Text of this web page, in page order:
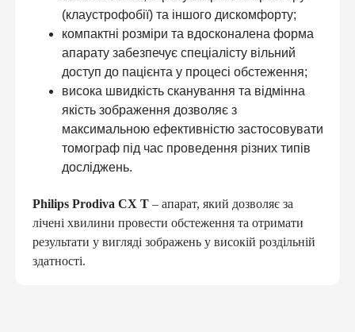
(клаустрофобії) та іншого дискомфорту;
компактні розміри та вдосконалена форма
апарату забезпечує спеціалісту вільний
доступ до пацієнта у процесі обстеження;
висока швидкість сканування та відмінна
якість зображення дозволяє з
максимальною ефективністю застосовувати
томограф під час проведення різних типів
досліджень.
Philips Prodiva CX T – апарат, який дозволяє за
лічені хвилини провести обстеження та отримати
результати у вигляді зображень у високій роздільній
здатності.